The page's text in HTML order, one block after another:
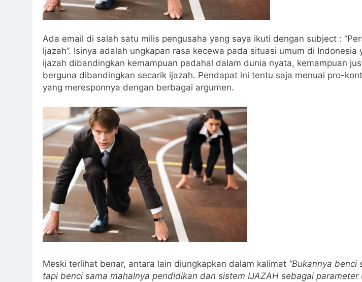
Ada email di salah satu milis pengusaha yang saya ikuti dengan subject :
Ijazah”. Isinya adalah ungkapan rasa kecewa pada situasi umum di Indonesia
ijazah dibandingkan kemampuan padahal dalam dunia nyata, kemampuan
berguna dibandingkan secarik ijazah. Pendapat ini tentu saja menuai pro-
yang meresponnya dengan berbagai argumen.
Meski terlihat benar, antara lain diungkapkan dalam kalimat “Bukannya benci
tapi benci sama mahalnya pendidikan dan sistem IJAZAH sebagai parameter